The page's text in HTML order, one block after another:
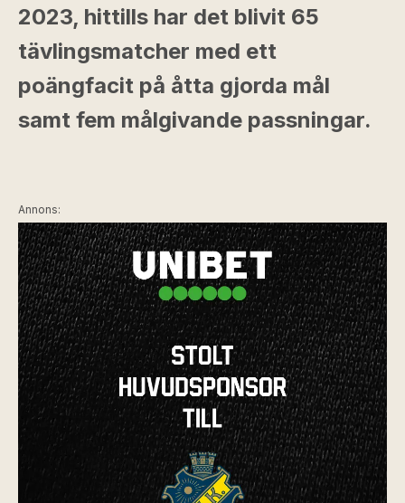
2023, hittills har det blivit 65
tävlingsmatcher med ett
poängfacit på åtta gjorda mål
samt fem målgivande passningar.
Annons: